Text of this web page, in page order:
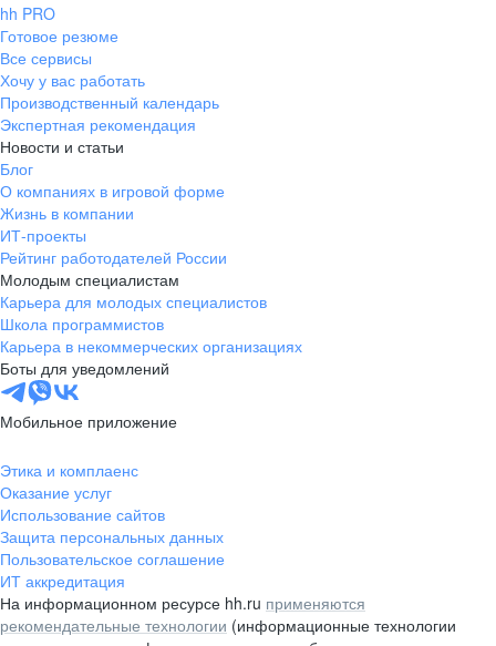
hh PRO
Готовое резюме
Все сервисы
Хочу у вас работать
Производственный календарь
Экспертная рекомендация
Новости и статьи
Блог
О компаниях в игровой форме
Жизнь в компании
ИТ-проекты
Рейтинг работодателей России
Молодым специалистам
Карьера для молодых специалистов
Школа программистов
Карьера в некоммерческих организациях
Боты для уведомлений
Мобильное приложение
Этика и комплаенс
Оказание услуг
Использование сайтов
Защита персональных данных
Пользовательское соглашение
ИТ аккредитация
На информационном ресурсе hh.ru применяются
рекомендательные технологии (информационные технологии